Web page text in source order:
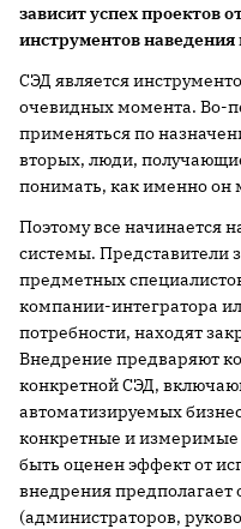
зависит успех проектов
инструментов наведения
СЭД является
очевидных момента. Во-
применяться по
вторых, люди,
понимать, как именно он
Поэтому все начинается
системы. Представители
предметных
компании-интегратора
потребности, находят
Внедрение предваряют
конкретной СЭД,
автоматизируемых
конкретные и
быть оценен эффект от
внедрения предполагает
(администраторов,